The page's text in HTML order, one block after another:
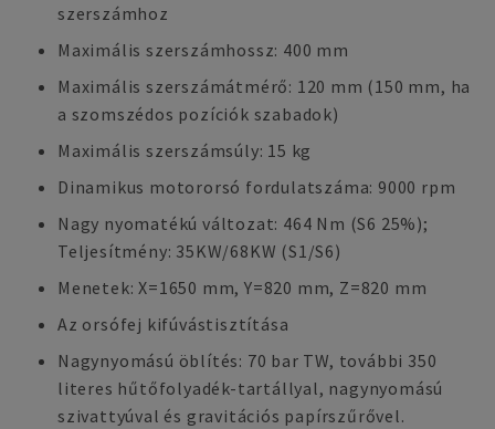
szerszámhoz
Maximális szerszámhossz: 400 mm
Maximális szerszámátmérő: 120 mm (150 mm, ha
a szomszédos pozíciók szabadok)
Maximális szerszámsúly: 15 kg
Dinamikus motororsó fordulatszáma: 9000 rpm
Nagy nyomatékú változat: 464 Nm (S6 25%);
Teljesítmény: 35KW/68KW (S1/S6)
Menetek: X=1650 mm, Y=820 mm, Z=820 mm
Az orsófej kifúvástisztítása
Nagynyomású öblítés: 70 bar TW, további 350
literes hűtőfolyadék-tartállyal, nagynyomású
szivattyúval és gravitációs papírszűrővel.